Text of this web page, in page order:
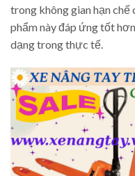
trong không gian hạn
phẩm này đáp ứng tốt
dạng trong thực tế.